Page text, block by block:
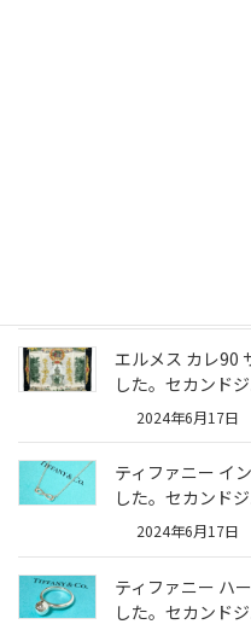
エルメス カレ90
した。セカンド
2024年6月17日
ティファニー イ
した。セカンド
2024年6月17日
ティファニー ハ
した。セカンド